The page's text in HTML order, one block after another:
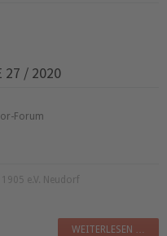
27 / 2020
Forum
e.V. Neudorf
WEITERLESEN …